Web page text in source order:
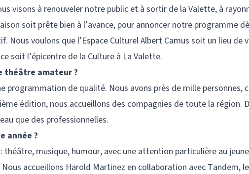
visons à renouveler notre public et à sortir de la Valette, à
soit prête bien à l’avance, pour annoncer notre programme
Nous voulons que l’Espace Culturel Albert Camus soit un lieu de
soit l’épicentre de la Culture à La Valette.
théâtre amateur ?
programmation de qualité. Nous avons près de mille personnes,
édition, nous accueillons des compagnies de toute la région.
que des professionnelles.
année ?
théâtre, musique, humour, avec une attention particulière au
accueillons Harold Martinez en collaboration avec Tandem,